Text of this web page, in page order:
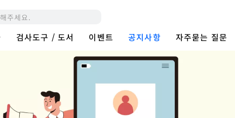
검사도구 / 도서 이벤트 공지사항 자주묻는 질문